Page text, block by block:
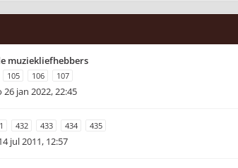
muziekliefhebbers
105 106 107
26 jan 2022, 22:45
432 433 434 435
jul 2011, 12:57